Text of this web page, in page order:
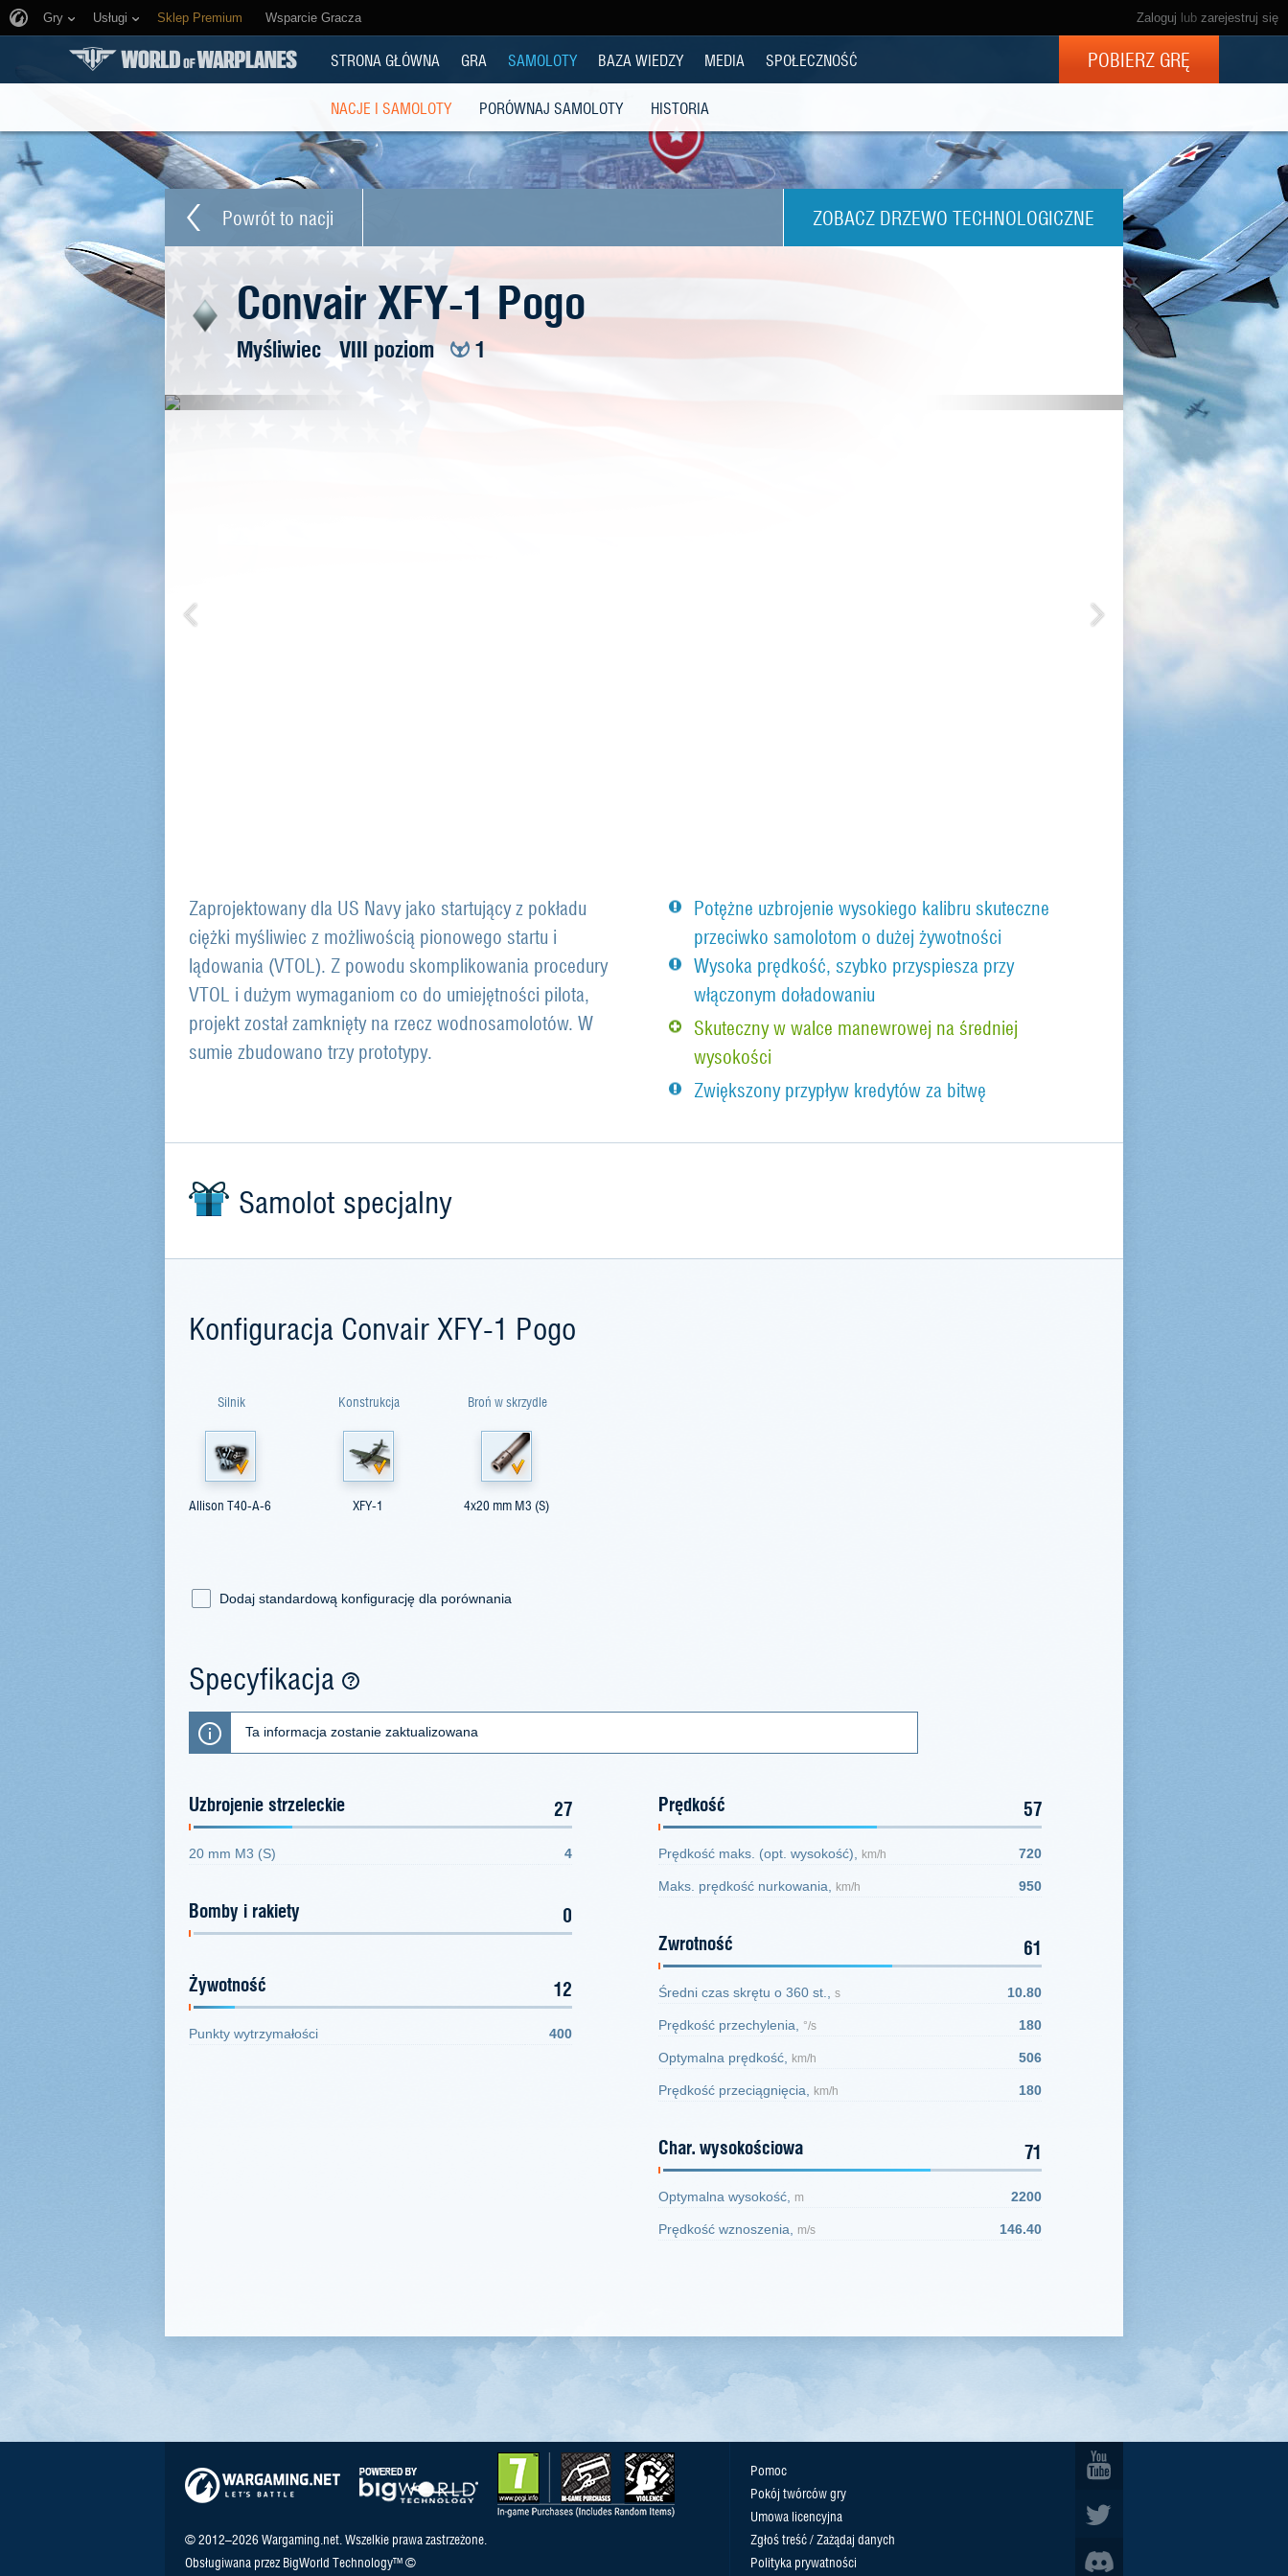
Zaloguj lub zarejestruj się
Gry Usługi Sklep Premium Wsparcie Gracza
STRONA GŁÓWNA GRA SAMOLOTY BAZA WIEDZY MEDIA SPOŁECZNOŚĆ POBIERZ GRĘ
NACJE I SAMOLOTY PORÓWNAJ SAMOLOTY HISTORIA
Powrót to nacji ZOBACZ DRZEWO TECHNOLOGICZNE
Convair XFY-1 Pogo
Myśliwiec VIII poziom 1
Zaprojektowany dla US Navy jako startujący z pokładu
ciężki myśliwiec z możliwością pionowego startu i
lądowania (VTOL). Z powodu skomplikowania procedury
VTOL i dużym wymaganiom co do umiejętności pilota,
projekt został zamknięty na rzecz wodnosamolotów. W
sumie zbudowano trzy prototypy.
Potężne uzbrojenie wysokiego kalibru skuteczne
przeciwko samolotom o dużej żywotności
Wysoka prędkość, szybko przyspiesza przy
włączonym doładowaniu
Skuteczny w walce manewrowej na średniej
wysokości
Zwiększony przypływ kredytów za bitwę
Samolot specjalny
Konfiguracja Convair XFY-1 Pogo
Silnik
Allison T40-A-6
Konstrukcja
XFY-1
Broń w skrzydle
4x20 mm M3 (S)
Dodaj standardową konfigurację dla porównania
Specyfikacja
Ta informacja zostanie zaktualizowana
Uzbrojenie strzeleckie 27
20 mm M3 (S) 4
Bomby i rakiety 0
Żywotność 12
Punkty wytrzymałości 400
Prędkość 57
Prędkość maks. (opt. wysokość), km/h 720
Maks. prędkość nurkowania, km/h 950
Zwrotność 61
Średni czas skrętu o 360 st., s 10.80
Prędkość przechylenia, °/s 180
Optymalna prędkość, km/h 506
Prędkość przeciągnięcia, km/h 180
Char. wysokościowa 71
Optymalna wysokość, m 2200
Prędkość wznoszenia, m/s 146.40
© 2012–2026 Wargaming.net. Wszelkie prawa zastrzeżone.
Obsługiwana przez BigWorld Technology™ ©
Pomoc
Pokój twórców gry
Umowa licencyjna
Zgłoś treść / Zażądaj danych
Polityka prywatności